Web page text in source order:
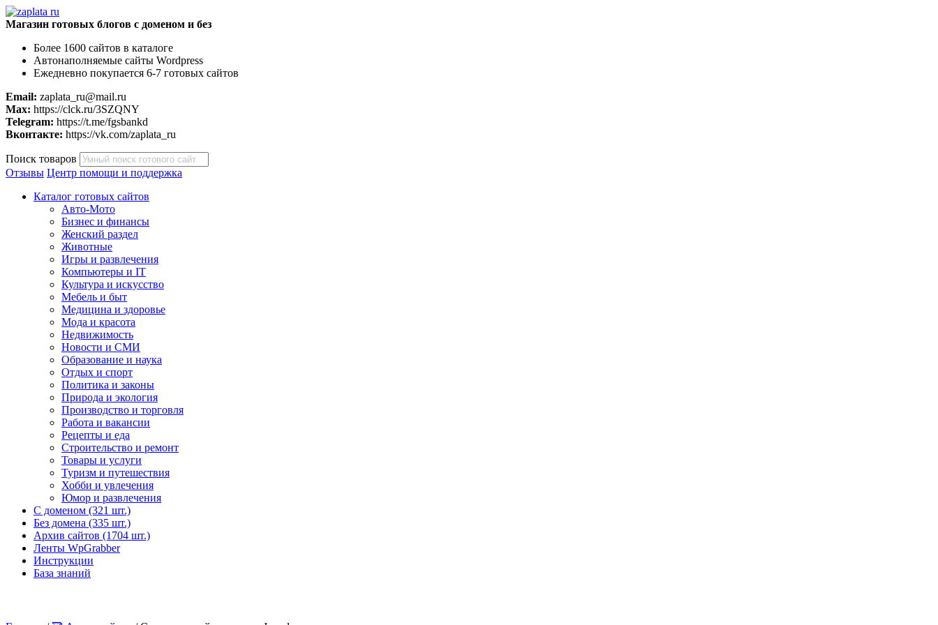
Магазин готовых блогов с доменом и без
Более 1600 сайтов в каталоге
Автонаполняемые сайты Wordpress
Ежедневно покупается 6-7 готовых сайтов
Email: zaplata_ru@mail.ru
Max: https://clck.ru/3SZQNY
Telegram: https://t.me/fgsbankd
Вконтакте: https://vk.com/zaplata_ru
Поиск товаров
Отзывы Центр помощи и поддержка
Каталог готовых сайтов
Авто-Мото
Бизнес и финансы
Женский раздел
Животные
Игры и развлечения
Компьютеры и IT
Культура и искусство
Мебель и быт
Медицина и здоровье
Мода и красота
Недвижимость
Новости и СМИ
Образование и наука
Отдых и спорт
Политика и законы
Природа и экология
Производство и торговля
Работа и вакансии
Рецепты и еда
Строительство и ремонт
Товары и услуги
Туризм и путешествия
Хобби и увлечения
Юмор и развлечения
С доменом (321 шт.)
Без домена (335 шт.)
Архив сайтов (1704 шт.)
Ленты WpGrabber
Инструкции
База знаний